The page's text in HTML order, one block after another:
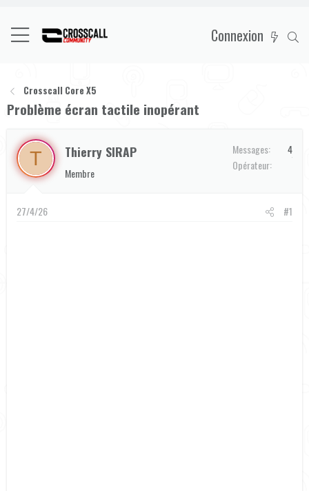
Connexion
Crosscall Core X5
Problème écran tactile inopérant
T Thierry SIRAP
Membre
Messages
4
Opérateur
27/4/26 #1